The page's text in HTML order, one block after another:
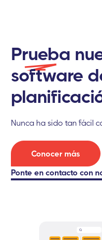
Prueba
software
Nunca ha sido tan fácil
Conocer más
Ponte en contacto con